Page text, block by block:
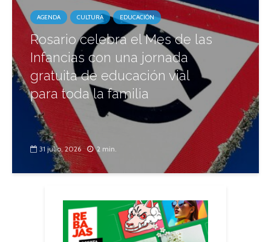
AGENDA CULTURA EDUCACIÓN
Rosario celebra el Mes de las
Infancias con una jornada
gratuita de educación vial
para toda la familia
31 julio, 2026 2 min.